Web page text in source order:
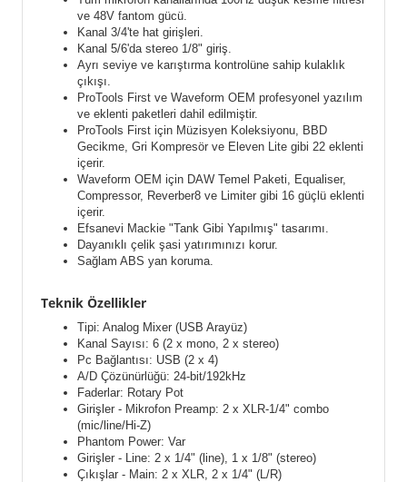
ve 48V fantom gücü.
Kanal 3/4'te hat girişleri.
Kanal 5/6'da stereo 1/8" giriş.
Ayrı seviye ve karıştırma kontrolüne sahip kulaklık
çıkışı.
ProTools First ve Waveform OEM profesyonel yazılım
ve eklenti paketleri dahil edilmiştir.
ProTools First için Müzisyen Koleksiyonu, BBD
Gecikme, Gri Kompresör ve Eleven Lite gibi 22 eklenti
içerir.
Waveform OEM için DAW Temel Paketi, Equaliser,
Compressor, Reverber8 ve Limiter gibi 16 güçlü eklenti
içerir.
Efsanevi Mackie "Tank Gibi Yapılmış" tasarımı.
Dayanıklı çelik şasi yatırımınızı korur.
Sağlam ABS yan koruma.
Teknik Özellikler
Tipi: Analog Mixer (USB Arayüz)
Kanal Sayısı: 6 (2 x mono, 2 x stereo)
Pc Bağlantısı: USB (2 x 4)
A/D Çözünürlüğü: 24-bit/192kHz
Faderlar: Rotary Pot
Girişler - Mikrofon Preamp: 2 x XLR-1/4" combo
(mic/line/Hi-Z)
Phantom Power: Var
Girişler - Line: 2 x 1/4" (line), 1 x 1/8" (stereo)
Çıkışlar - Main: 2 x XLR, 2 x 1/4" (L/R)